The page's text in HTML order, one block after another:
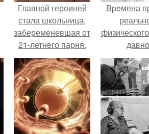
Главной героиней
стала школьница,
забеременевшая от
21-летнего парня.
Bpeмена